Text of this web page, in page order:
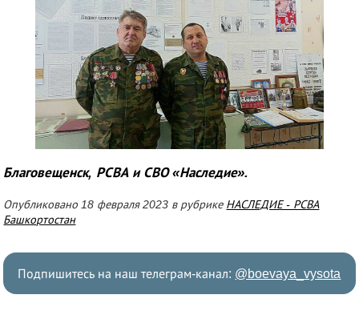
Благовещенск, РСВА и СВО «Наследие».
Опубликовано 18 февраля 2023 в рубрике НАСЛЕДИЕ - РСВА
Башкортостан
Подпишитесь на наш телеграм-канал: @boevaya_vysota